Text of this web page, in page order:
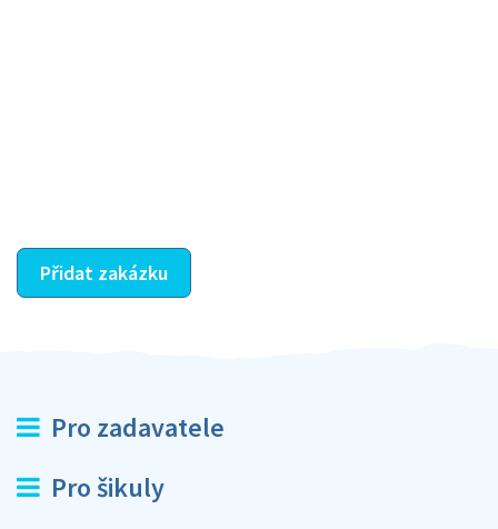
Přidat zakázku
Pro zadavatele
Pro šikuly